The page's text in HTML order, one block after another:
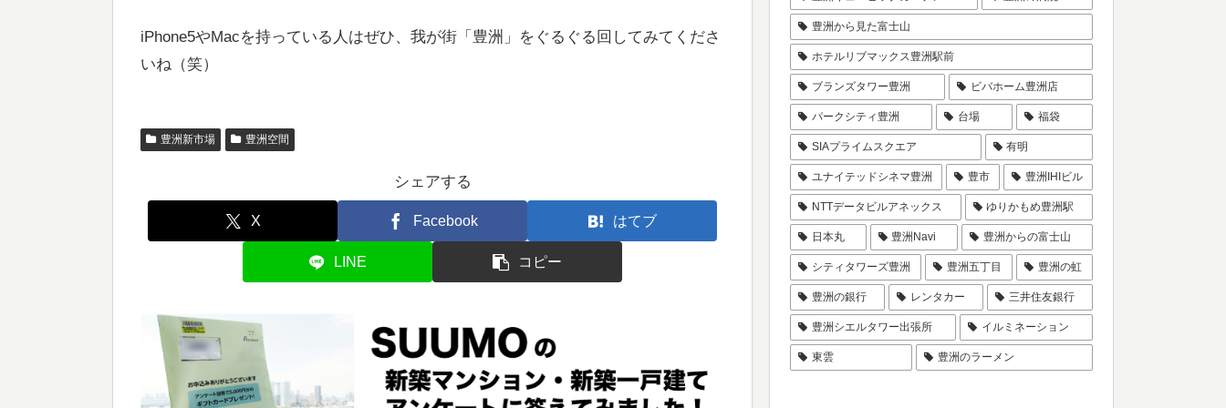
iPhone5やMacを持っている人はぜひ、我が街「豊洲」をぐるぐる回してみてくださ
いね（笑）
豊洲新市場 豊洲空間
シェアする
X Facebook はてブ
LINE コピー
豊洲から見た富士山
ホテルリブマックス豊洲駅前
ブランズタワー豊洲 ビバホーム豊洲店
パークシティ豊洲 台場 福袋
SIAプライムスクエア 有明
ユナイテッドシネマ豊洲 豊市 豊洲IHIビル
NTTデータビルアネックス ゆりかもめ豊洲駅
日本丸 豊洲Navi 豊洲からの富士山
シティタワーズ豊洲 豊洲五丁目 豊洲の虹
豊洲の銀行 レンタカー 三井住友銀行
豊洲シエルタワー出張所 イルミネーション
東雲 豊洲のラーメン